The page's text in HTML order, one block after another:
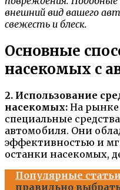
внешний вид вашего
свежесть и блеск.
Основные
насекомых с
2. Использование
насекомых: На рынке
специальные
автомобиля. Они
эффективностью и
останки насекомых,
Популярные статьи
правильно